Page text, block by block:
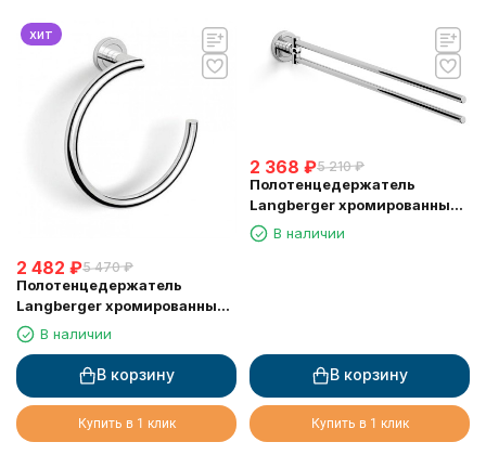
хит
2 482 ₽5 470 ₽
Полотенцедержатель
Langberger хромированный
к стене "полуовал" 11038B
В наличии
В корзину
Купить в 1 клик
2 368 ₽5 210 ₽
Полотенцедержатель
Langberger хромированный
к стене двойной поворотный
11008C
В наличии
В корзину
Купить в 1 клик